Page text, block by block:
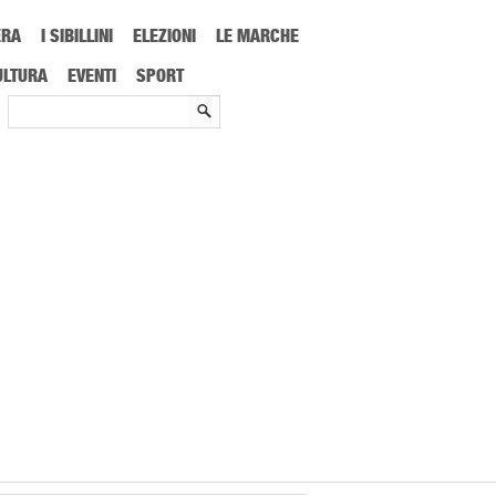
I SIBILLINI ELEZIONI
LE MARCHE
EVENTI SPORT